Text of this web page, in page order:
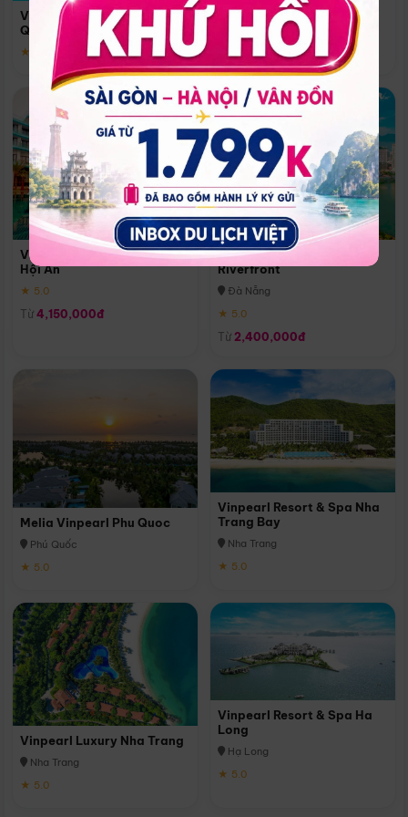
Vinpearl Resort & Spa Phu
Quoc
★ 5.0
Quoc
Phú Quốc
★ 5.0
Vinpearl Resort & Golf Nam
Hội An
★ 5.0
Từ 4,150,000đ
Melia Vinpearl Danang
Riverfront
Đà Nẵng
★ 5.0
Từ 2,400,000đ
Melia Vinpearl Phu Quoc
Phú Quốc
★ 5.0
Vinpearl Resort & Spa Nha
Trang Bay
Nha Trang
★ 5.0
Vinpearl Luxury Nha Trang
Nha Trang
★ 5.0
Vinpearl Resort & Spa Ha
Long
Hạ Long
★ 5.0